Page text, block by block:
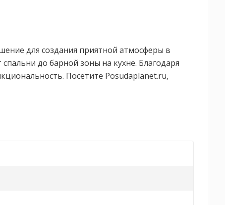
для создания приятной атмосферы в
до барной зоны на кухне. Благодаря
Посетите Posudaplanet.ru,